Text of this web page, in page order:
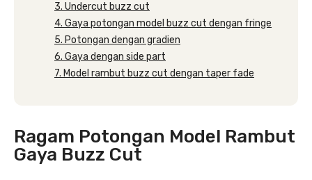
3. Undercut buzz cut
4. Gaya potongan model buzz cut dengan fringe
5. Potongan dengan gradien
6. Gaya dengan side part
7. Model rambut buzz cut dengan taper fade
Ragam Potongan Model Rambut
Gaya Buzz Cut